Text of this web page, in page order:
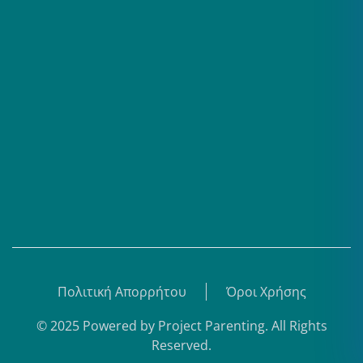
Πολιτική Απορρήτου
Όροι Χρήσης
© 2025 Powered by Project Parenting. All Rights
Reserved.